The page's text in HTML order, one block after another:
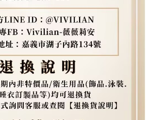
後付」時，將依據個別帳號之用戶狀況，依本公司即
額度；若仍有額度不足之情形，本公司將視審查結果
。
帳號或使用他人資訊註冊。若發現惡意使用之情形，
將有權停止該用戶之使用額度並採取法律行動。